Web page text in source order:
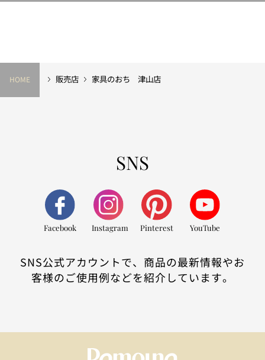
HOME 販売店 家具のおち 津山店
SNS
Facebook Instagram Pinterest YouTube
SNS公式アカウントで、商品の最新情報やお
客様のご使用例などを紹介しています。